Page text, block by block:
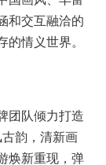
力与快乐！
首款3D即时
设定，创新
功系统，带